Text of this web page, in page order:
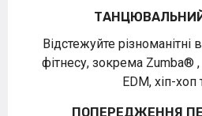
Відстежуйте
фітнесу, зокрема Zumba® ,
EDM, хіп-хоп
ПОПЕРЕДЖЕННЯ